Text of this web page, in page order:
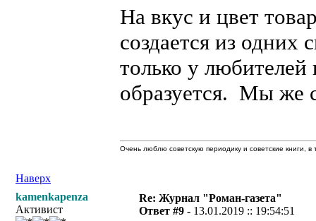
На вкус и цвет
создается из одних
только у
образуется. Мы же
Наверх
Очень люблю советскую периодику и советские книги,
kamenkapenza
Активист
Re: Журнал "Роман-газета"
Ответ #9 - 13.01.2019 :: 19:54:51